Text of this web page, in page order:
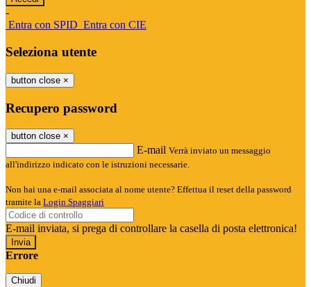
-
Entra con SPID Entra con CIE
Seleziona utente
button close ×
Recupero password
button close ×
E-mail Verrà inviato un messaggio
all'indirizzo indicato con le istruzioni necessarie.
Non hai una e-mail associata al nome utente? Effettua il reset della password
tramite la Login Spaggiari
E-mail inviata, si prega di controllare la casella di posta elettronica!
Errore
Chiudi